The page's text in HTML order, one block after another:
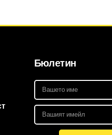
Бюлетин